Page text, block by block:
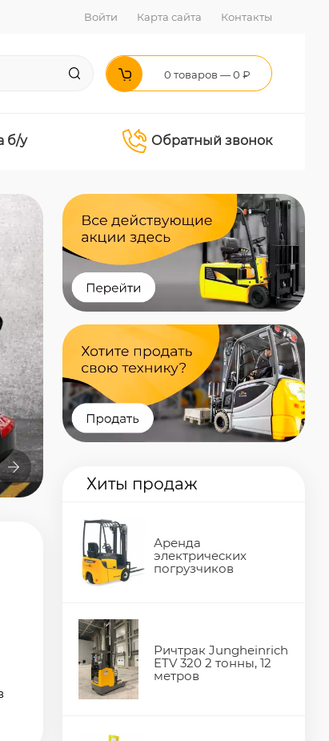
Войти Карта сайта Контакты
0 товаров — 0 ₽
б/у Обратный звонок
Хиты продаж
Аренда
электрических
погрузчиков
Ричтрак Jungheinrich
ETV 320 2 тонны, 12
метров